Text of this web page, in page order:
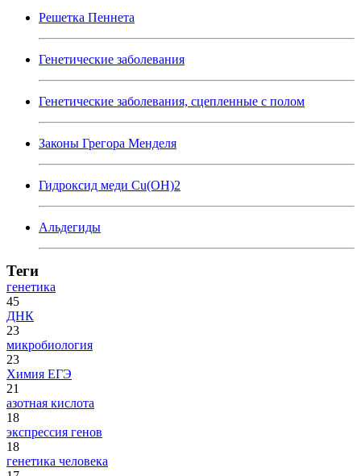
Решетка Пеннета
Генетические заболевания
Генетические заболевания, сцепленные с полом
Законы Грегора Менделя
Гидроксид меди Cu(OH)2
Альдегиды
Теги
генетика
45
ДНК
23
микробиология
23
Химия ЕГЭ
21
азотная кислота
18
экспрессия генов
18
генетика человека